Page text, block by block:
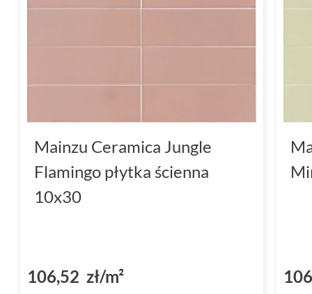
Mainzu Ceramica Jungle
Flamingo płytka ścienna
10x30
106,52 zł/m²